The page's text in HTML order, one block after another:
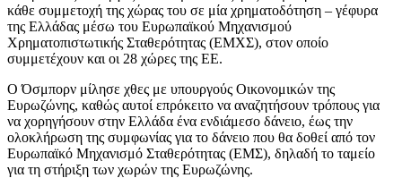
κάθε συμμετοχή της χώρας του σε μία χρηματοδότηση – γέφυρα
της Ελλάδας μέσω του Ευρωπαϊκού Μηχανισμού
Χρηματοπιστωτικής Σταθερότητας (ΕΜΧΣ), στον οποίο
συμμετέχουν και οι 28 χώρες της ΕΕ.
Ο Όσμπορν μίλησε χθες με υπουργούς Οικονομικών της
Ευρωζώνης, καθώς αυτοί επρόκειτο να αναζητήσουν τρόπους για
να χορηγήσουν στην Ελλάδα ένα ενδιάμεσο δάνειο, έως την
ολοκλήρωση της συμφωνίας για το δάνειο που θα δοθεί από τον
Ευρωπαϊκό Μηχανισμό Σταθερότητας (ΕΜΣ), δηλαδή το ταμείο
για τη στήριξη των χωρών της Ευρωζώνης.